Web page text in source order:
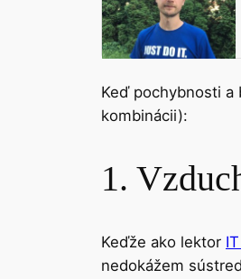
Keď pochybnosti
kombinácii):
1.
Keďže ako lektor
nedokážem